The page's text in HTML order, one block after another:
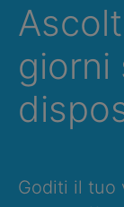
giorni
Goditi il tuo